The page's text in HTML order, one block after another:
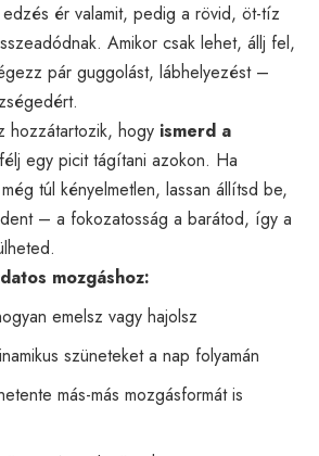
ér valamit, pedig a rövid, öt-tíz
Amikor csak lehet, állj fel,
pár guggolást, lábhelyezést –
hozzátartozik, hogy ismerd a
egy picit tágítani azokon. Ha
túl kényelmetlen, lassan állítsd be,
– a fokozatosság a barátod, így a
mozgáshoz:
emelsz vagy hajolsz
szüneteket a nap folyamán
más-más mozgásformát is